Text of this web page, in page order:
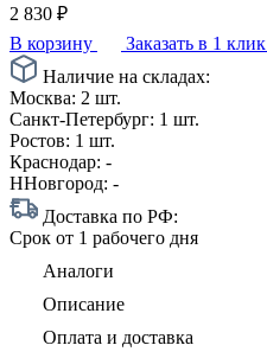
2 830 ₽
В корзину
Заказать в 1 клик
Наличие на складах:
Москва: 2 шт.
Санкт-Петербург: 1 шт.
Ростов: 1 шт.
Краснодар: -
ННовгород: -
Доставка по РФ:
Срок от 1 рабочего дня
Аналоги
Описание
Оплата и доставка